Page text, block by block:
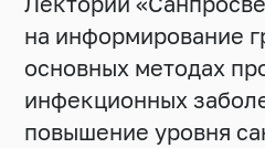
на информирование
основных методах
инфекционных
повышение уровня